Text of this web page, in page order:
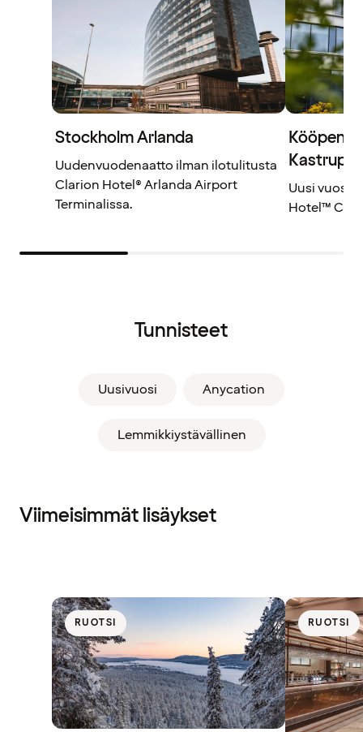
Stockholm Arlanda
Uudenvuodenaatto ilman ilotulitusta
Clarion Hotel® Arlanda Airport
Terminalissa.
Kastrup
Uusi vuosi
Hotel™
Tunnisteet
Uusivuosi Anycation
Lemmikkiystävällinen
Viimeisimmät lisäykset
RUOTSI RUOTSI